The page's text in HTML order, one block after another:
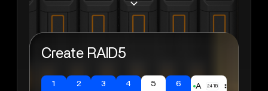
Create RAID5
1 2 3 4 5 6 A 2.4TB